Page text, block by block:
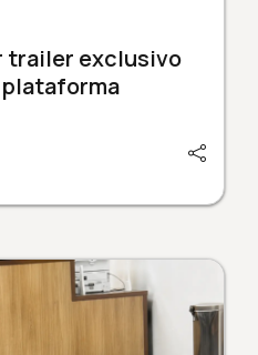
trailer exclusivo
plataforma